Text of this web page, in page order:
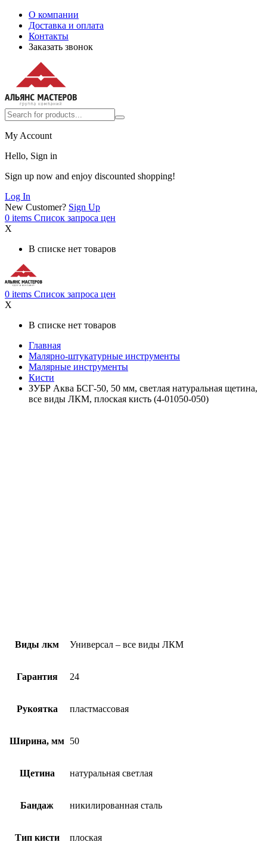
О компании
Доставка и оплата
Контакты
Заказать звонок
My Account
Hello, Sign in
Sign up now and enjoy discounted shopping!
Log In
New Customer? Sign Up
0 items Список запроса цен
X
В списке нет товаров
0 items Список запроса цен
X
В списке нет товаров
Главная
Малярно-штукатурные инструменты
Малярные инструменты
Кисти
ЗУБР Аква БСГ-50, 50 мм, светлая натуральная щетина,
все виды ЛКМ, плоская кисть (4-01050-050)
Виды лкм Универсал – все виды ЛКМ
Гарантия 24
Рукоятка пластмассовая
Ширина, мм 50
Щетина натуральная светлая
Бандаж никилированная сталь
Тип кисти плоская